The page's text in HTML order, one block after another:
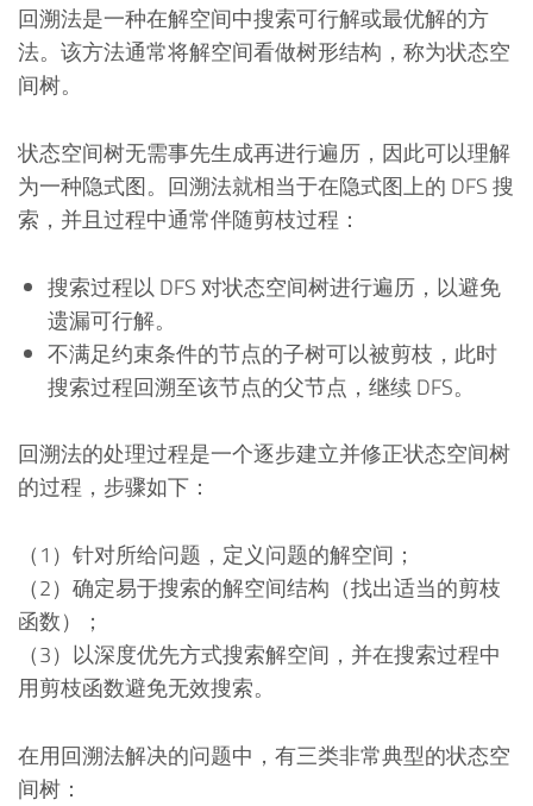
回溯法是一种在解空间中搜索可行解或最优解的方
法。该方法通常将解空间看做树形结构，称为状态空
间树。
状态空间树无需事先生成再进行遍历，因此可以理解
为一种隐式图。回溯法就相当于在隐式图上的 DFS 搜
索，并且过程中通常伴随剪枝过程：
搜索过程以 DFS 对状态空间树进行遍历，以避免
遗漏可行解。
不满足约束条件的节点的子树可以被剪枝，此时
搜索过程回溯至该节点的父节点，继续 DFS。
回溯法的处理过程是一个逐步建立并修正状态空间树
的过程，步骤如下：
（1）针对所给问题，定义问题的解空间；
（2）确定易于搜索的解空间结构（找出适当的剪枝
函数）；
（3）以深度优先方式搜索解空间，并在搜索过程中
用剪枝函数避免无效搜索。
在用回溯法解决的问题中，有三类非常典型的状态空
间树：